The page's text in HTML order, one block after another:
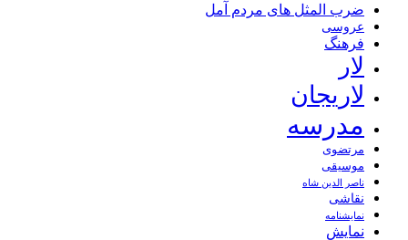
ضرب المثل های مردم آمل
عروسی
فرهنگ
لار
لاریجان
مدرسه
مرتضوی
موسیقی
ناصر الدین شاه
نقاشی
نمايشنامه
نمایش